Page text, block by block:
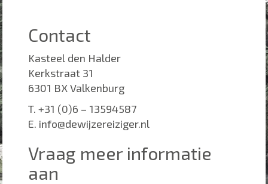
Contact
Kasteel den Halder
Kerkstraat 31
6301 BX Valkenburg
T. +31 (0)6 – 13594587
E. info@dewijzereiziger.nl
Vraag meer informatie
aan